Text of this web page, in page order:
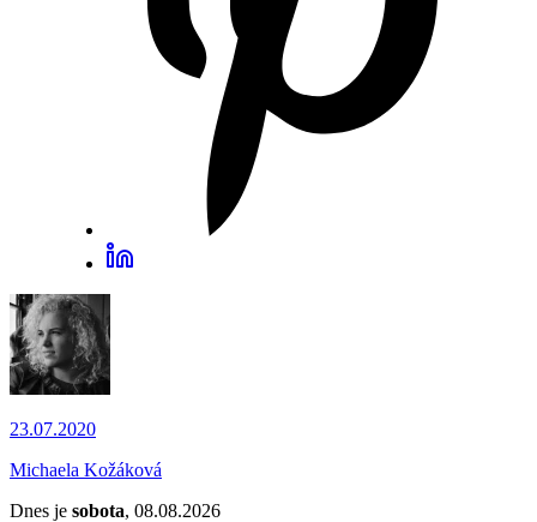
23.07.2020
Michaela Kožáková
Dnes je sobota, 08.08.2026